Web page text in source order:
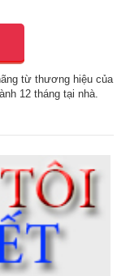
từ thương hiệu của
12 tháng tại nhà.